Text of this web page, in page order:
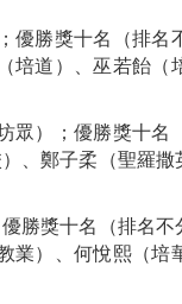
勝獎十名（排名
道）、巫若飴（
）；優勝獎十名
、鄭子柔（聖羅
獎十名（排名不
業）、何悅熙（培